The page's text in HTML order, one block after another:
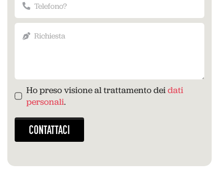
Ho preso visione al trattamento deidati
personali.
CONTATTACI